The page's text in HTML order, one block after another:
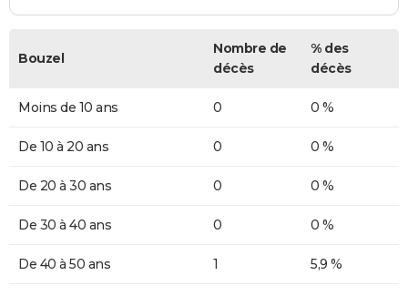
Bouzel
Nombre de
décès
% des
décès
Moins de 10 ans 0 0 %
De 10 à 20 ans 0 0 %
De 20 à 30 ans 0 0 %
De 30 à 40 ans 0 0 %
De 40 à 50 ans 1 5,9 %